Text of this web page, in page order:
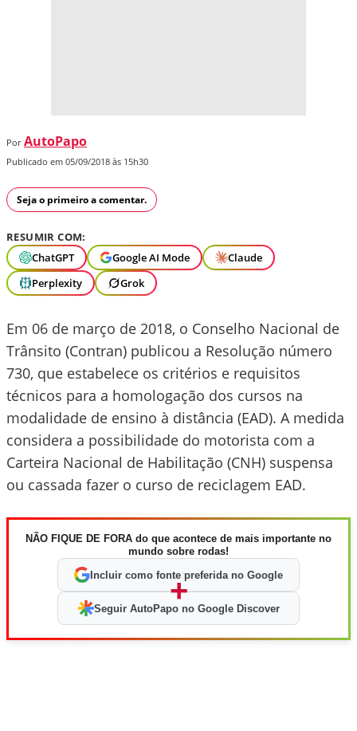
Por AutoPapo
Publicado em 05/09/2018 às 15h30
Seja o primeiro a comentar.
RESUMIR COM:
ChatGPT
Google AI Mode
Claude
Perplexity
Grok
Em 06 de março de 2018, o Conselho Nacional de
Trânsito (Contran) publicou a Resolução número
730, que estabelece os critérios e requisitos
técnicos para a homologação dos cursos na
modalidade de ensino à distância (EAD). A medida
considera a possibilidade do motorista com a
Carteira Nacional de Habilitação (CNH) suspensa
ou cassada fazer o curso de reciclagem EAD.
NÃO FIQUE DE FORA do que acontece de mais importante no
mundo sobre rodas!
Incluir como fonte preferida no Google
+
Seguir AutoPapo no Google Discover